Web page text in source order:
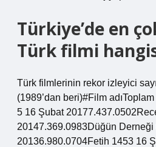
Türkiye’de en
Türk filmi
Türk filmlerinin rekor izleyici
(1989’dan beri)#Film
5 16 Şubat
20147.369.0983Düğün Derneği
20136.980.0704Fetih 1453 16